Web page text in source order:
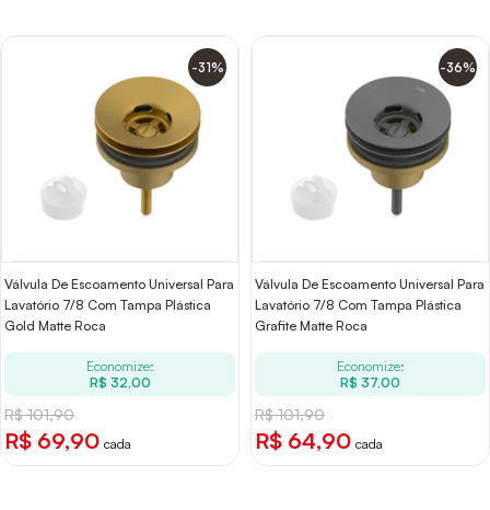
-31%
Válvula De Escoamento Universal Para
Lavatório 7/8 Com Tampa Plástica
Gold Matte Roca
Economize:
R$ 32,00
R$ 101,90
R$ 69,90 cada
-36%
Válvula De Escoamento Universal Para
Lavatório 7/8 Com Tampa Plástica
Grafite Matte Roca
Economize:
R$ 37,00
R$ 101,90
R$ 64,90 cada